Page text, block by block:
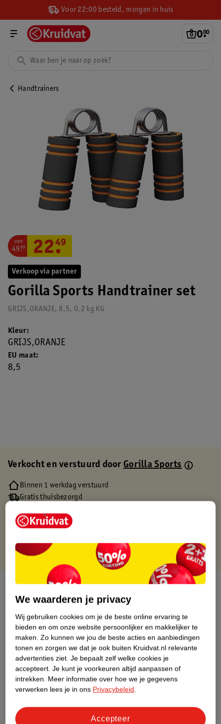
Voor 22:00 besteld, morgen in huis
0.
00
Handtrainers
Verkoop via partner
Gorilla Sports Handtrainer set
GRIJS,ORANJE, 8,5, 0.2 kg KG
van
49.
99 22.
49
EU maat
8,5
Kleur
GRIJS,ORANJE
Verkocht en verstuurd doorGorilla Sports
Binnen 1 werkdag verstuurd
Gratis thuisbezorgd
Gratis punten met je Kruidvat kaart
Over dit product
Etiketinformatie
Nature Impact Score
Dit product heeft (nog) geen Nature
Impact Score.
We waarderen je privacy
Wij gebruiken cookies om je de beste online ervaring te
bieden en om onze website persoonlijker en makkelijker te
maken. Zo kunnen we jou de beste acties en aanbiedingen
tonen en zorgen we dat je ook buiten Kruidvat.nl relevante
advertenties ziet. Je bepaalt zelf welke cookies je
accepteert. Je kunt je voorkeuren altijd aanpassen of
intrekken. Meer informatie over hoe we je gegevens
verwerken lees je in ons Privacybeleid.
Accepteer